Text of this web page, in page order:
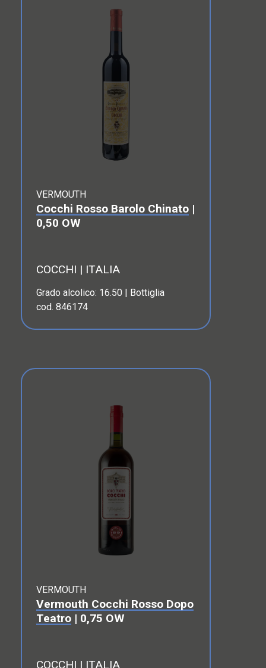
VERMOUTH
Cocchi Rosso Barolo Chinato |
0,50 OW
COCCHI | ITALIA
Grado alcolico: 16.50 | Bottiglia
cod. 846174
VERMOUTH
Vermouth Cocchi Rosso Dopo
Teatro | 0,75 OW
COCCHI | ITALIA